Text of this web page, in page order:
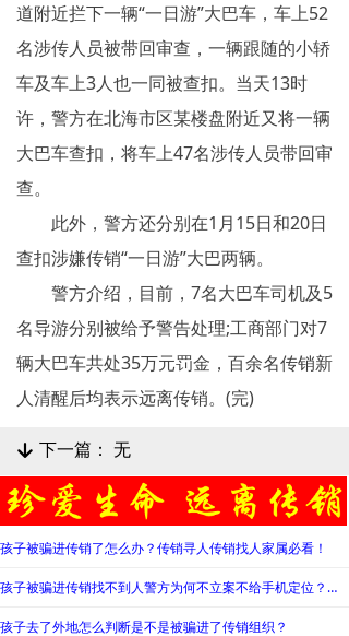
违规直销
涉传公司
专家论点
揭秘传销
直销与传销详解
反传销论坛
反传销问答
道附近拦下一辆“一日游”大巴车，车上52
名涉传人员被带回审查，一辆跟随的小轿
车及车上3人也一同被查扣。当天13时
许，警方在北海市区某楼盘附近又将一辆
大巴车查扣，将车上47名涉传人员带回审
查。
此外，警方还分别在1月15日和20日
查扣涉嫌传销“一日游”大巴两辆。
警方介绍，目前，7名大巴车司机及5
名导游分别被给予警告处理;工商部门对7
辆大巴车共处35万元罚金，百余名传销新
人清醒后均表示远离传销。(完)
녓 下一篇： 无
孩子被骗进传销了怎么办？传销寻人传销找人家属必看！
孩子被骗进传销找不到人警方为何不立案不给手机定位？警察不管怎么办？
孩子去了外地怎么判断是不是被骗进了传销组织？